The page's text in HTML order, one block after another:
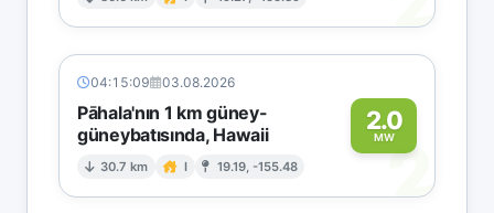
04:15:09 03.08.2026
Pāhala'nın 1 km güney-
güneybatısında, Hawaii
30.7 km I 19.19, -155.48
2.0
MW
2